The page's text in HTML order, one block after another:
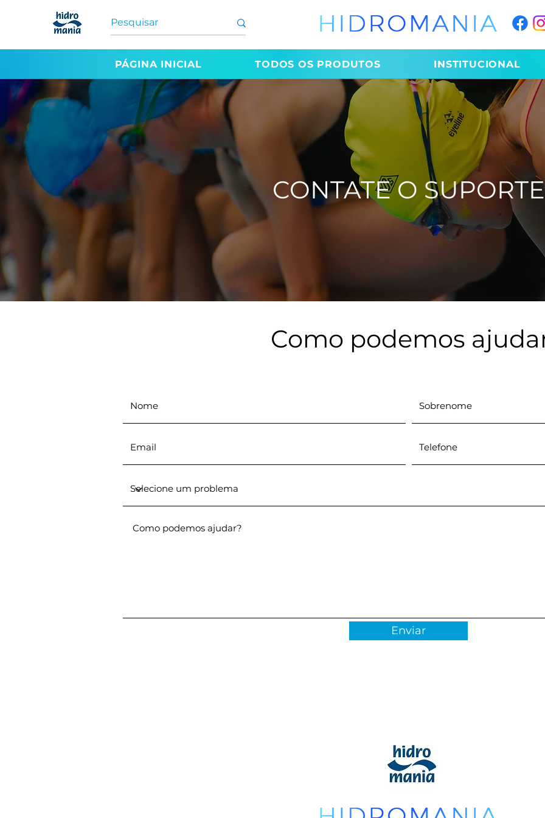
PÁGINA INICIAL TODOS OS PRODUTOS INSTITUCIONAL
CONTATE O SUPORTE
Como podemos
Enviar